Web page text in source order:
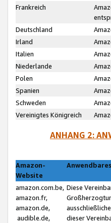
Frankreich
Deutschland
Irland
Italien
Niederlande
Polen
Spanien
Schweden
Vereinigtes Königreich
ANHANG 2:
Amazon-
Website
amazon.com.be,
amazon.fr,
amazon.de,
audible.de,
Diese
dieser